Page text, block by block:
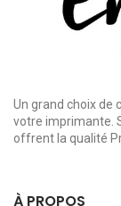
Un grand choix de
votre imprimante.
offrent la qualité
À PROPOS